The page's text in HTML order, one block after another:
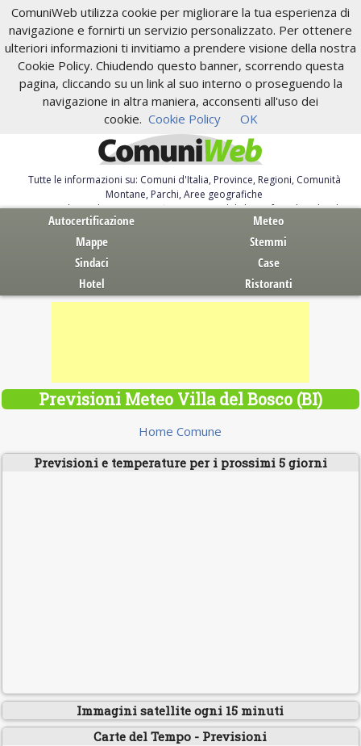
ComuniWeb utilizza cookie per migliorare la tua esperienza di
navigazione e fornirti un servizio personalizzato. Per ottenere
ulteriori informazioni ti invitiamo a prendere visione della nostra
Cookie Policy. Chiudendo questo banner, scorrendo questa
pagina, cliccando su un link al suo interno o proseguendo la
navigazione in altra maniera, acconsenti all'uso dei
cookie. Cookie Policy OK
Tutte le informazioni su: Comuni d'Italia, Province, Regioni, Comunità
Montane, Parchi, Aree geografiche
Servizi al Cittadino. Autocertificazione, moduli, leggi, free download
Autocertificazione
Meteo
Mappe
Stemmi
Sindaci
Case
Hotel
Ristoranti
Previsioni Meteo Villa del Bosco (BI)
Home Comune
Previsioni e temperature per i prossimi 5 giorni
Immagini satellite ogni 15 minuti
Carte del Tempo - Previsioni